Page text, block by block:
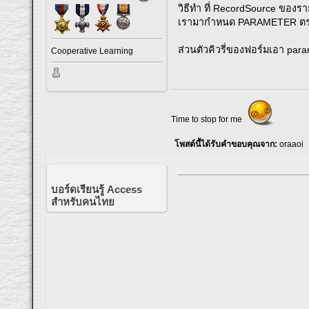
Cooperative Learning
วิธีทำ ที่ RecordSource ของ
เรามากำหนด PARAMETER
ส่วนตัวคิวรี่ของฟอร์มเอา
Time to stop for me
โพสต์นี้ได้รับคำขอบคุณจาก:oraaoi
บอร์ดเรียนรู้ Access
สำหรับคนไทย